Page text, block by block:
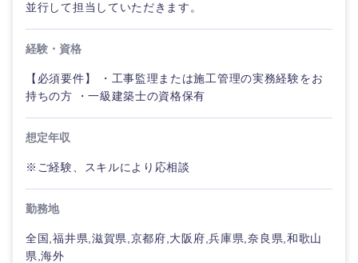
並行して担当していただきます。
経験・資格
【必須要件】 ・工事監理または施工管理の実務経験をお
持ちの方 ・一級建築士の資格保有
想定年収
※ご経験、スキルにより応相談
勤務地
全国,福井県,滋賀県,京都府,大阪府,兵庫県,奈良県,和歌山
県,海外